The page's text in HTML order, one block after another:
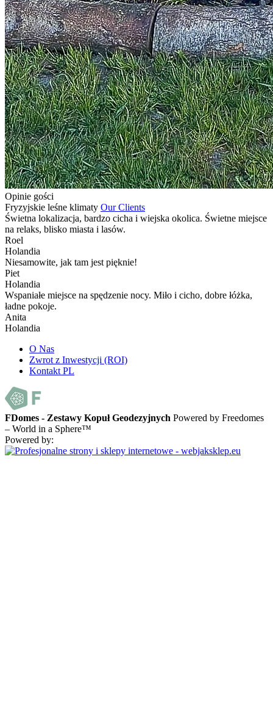
Opinie gości
Fryzyjskie leśne klimaty Our Clients
Świetna lokalizacja, bardzo cicha i wiejska okolica. Świetne miejsce
na relaks, blisko miasta i lasów.
Roel
Holandia
Niesamowite, jak tam jest pięknie!
Piet
Holandia
Wspaniałe miejsce na spędzenie nocy. Miło i cicho, dobre łóżka,
ładne pokoje.
Anita
Holandia
O Nas
Zwrot z Inwestycji (ROI)
Kontakt PL
FDomes - Zestawy Kopuł Geodezyjnych Powered by Freedomes
– World in a Sphere™
Powered by: